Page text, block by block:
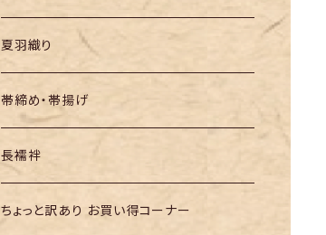
夏羽織り
帯締め・帯揚げ
長襦袢
ちょっと訳あり お買い得コーナー